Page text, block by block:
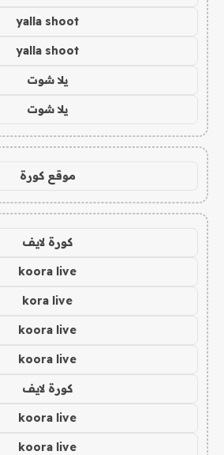
yalla shoot
yalla shoot
يلا شوت
يلا شوت
موقع كورة
كورة لايف
koora live
kora live
koora live
koora live
كورة لايف
koora live
koora live